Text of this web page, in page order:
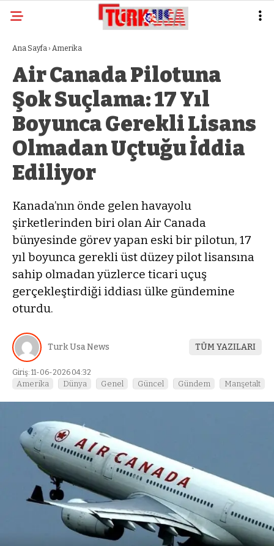
Ana Sayfa › Amerika
Air Canada Pilotuna
Şok Suçlama: 17 Yıl
Boyunca Gerekli Lisans
Olmadan Uçtuğu İddia
Ediliyor
Kanada’nın önde gelen havayolu
şirketlerinden biri olan Air Canada⁠
bünyesinde görev yapan eski bir pilotun, 17
yıl boyunca gerekli üst düzey pilot lisansına
sahip olmadan yüzlerce ticari uçuş
gerçekleştirdiği iddiası ülke gündemine
oturdu.
Turk Usa News TÜM YAZILARI
Giriş: 11-06-2026 04:32
Amerika Dünya Genel Güncel Gündem Manşetalt